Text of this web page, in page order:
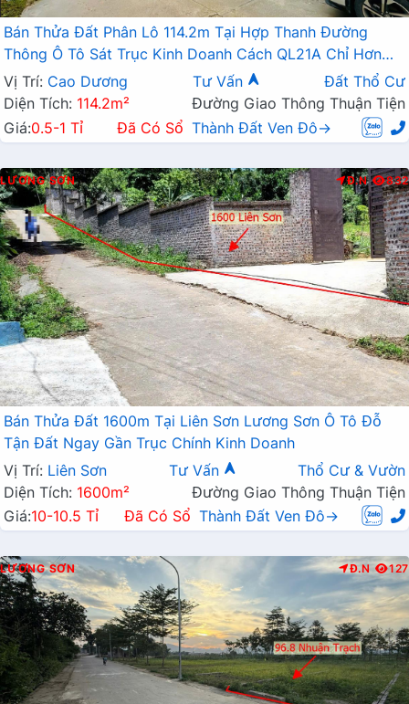
Bán Thửa Đất Phân Lô 114.2m Tại Hợp Thanh Đường
Thông Ô Tô Sát Trục Kinh Doanh Cách QL21A Chỉ Hơn
1km
Vị Trí: Cao Dương Tư Vấn
Đất Thổ Cư
Diện Tích: 114.2m²
Đường Giao Thông Thuận Tiện
Giá:0.5-1 Tỉ Đã Có Sổ Thành Đất Ven Đô→
LƯƠNG SƠN Đ.N 832
Bán Thửa Đất 1600m Tại Liên Sơn Lương Sơn Ô Tô Đỗ
Tận Đất Ngay Gần Trục Chính Kinh Doanh
Vị Trí: Liên Sơn Tư Vấn
Thổ Cư & Vườn
Diện Tích: 1600m²
Đường Giao Thông Thuận Tiện
Giá:10-10.5 Tỉ Đã Có Sổ Thành Đất Ven Đô→
LƯƠNG SƠN Đ.N 127